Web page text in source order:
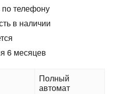
по телефону
в наличии
6 месяцев
Полный
автомат